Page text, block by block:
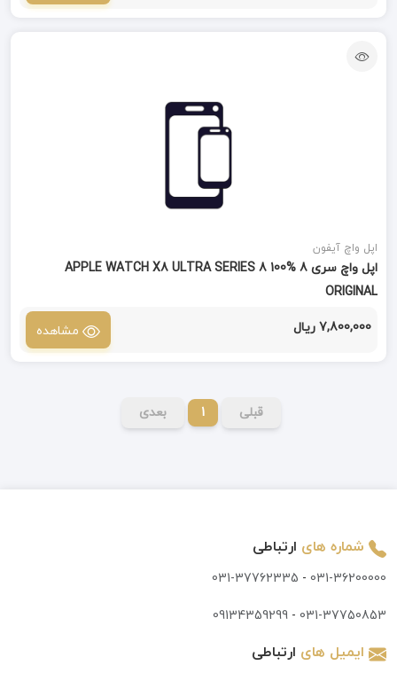
اپل واچ آیفون
اپل واچ سری 8 APPLE WATCH X8 ULTRA SERIES 8 100%
ORIGINAL
7,800,000 ریال مشاهده
قبلی 1 بعدی
شماره های ارتباطی
031-36200000
-
031-37762335
031-37750853
-
09134359299
ایمیل های ارتباطی